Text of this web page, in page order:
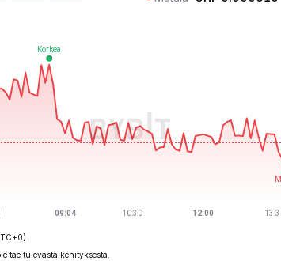
tae tulevasta kehityksestä.